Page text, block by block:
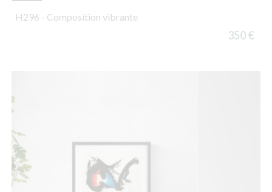
H296 - Composition vibrante
350 €